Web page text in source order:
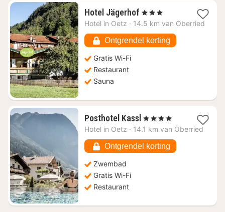
Hotel Jägerhof 1
nacht
€
117,81
, 3 Sterren
Hotel in Oetz · 14.5 km van Oberried
Ontgrendel korting
Gratis Wi-Fi
Restaurant
Sauna
Posthotel Kassl 1
nacht
€
183,13
, 4 Sterren
Hotel in Oetz · 14.1 km van Oberried
Ontgrendel korting
Zwembad
Gratis Wi-Fi
Restaurant